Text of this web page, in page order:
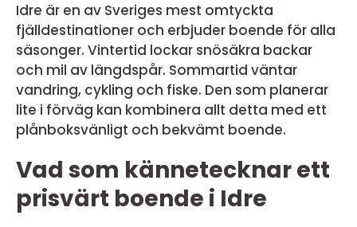
Idre är en av Sveriges mest omtyckta
fjälldestinationer och erbjuder boende för alla
säsonger. Vintertid lockar snösäkra backar
och mil av längdspår. Sommartid väntar
vandring, cykling och fiske. Den som planerar
lite i förväg kan kombinera allt detta med ett
plånboksvänligt och bekvämt boende.
Vad som kännetecknar ett
prisvärt boende i Idre